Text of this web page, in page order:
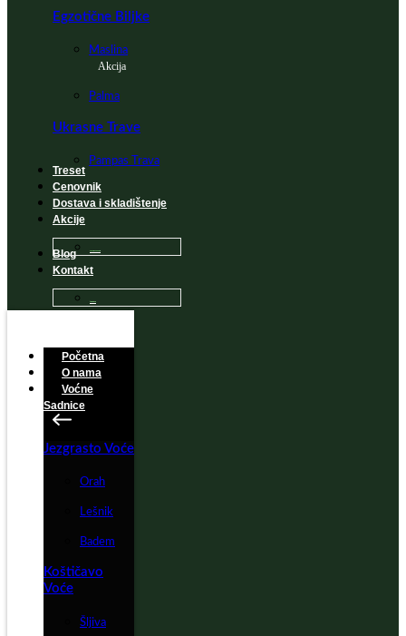
Egzotične Biljke
Maslina
Akcija
Palma
Ukrasne Trave
Pampas Trava
Treset
Cenovnik
Dostava i skladištenje
Akcije
Blog
Kontakt
Početna
O nama
Voćne
Sadnice
Jezgrasto Voće
Orah
Lešnik
Badem
Koštičavo
Voće
Šljiva